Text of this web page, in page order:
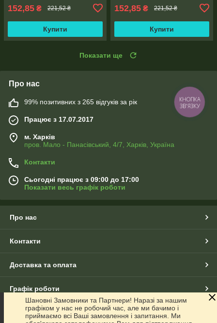
152,85 ₴ 221,52 ₴
Купити
152,85 ₴ 221,52 ₴
Купити
Показати ще
Про нас
99% позитивних з 265 відгуків за рік
Працює з 17.07.2017
м. Харків
пров. Мало - Панасівський, 4/7, Харків, Україна
Контакти
Сьогодні працює з 09:00 до 17:00
Показати весь графік роботи
Про нас
Контакти
Доставка та оплата
Графік роботи
Повна версія сайту
Шановні Замовники та Партнери! Наразі за нашим
графіком у нас не робочий час, але ми бачимо і
приймаємо всі Ваші замовлення і запитання. Ми
КНОПКА
ЗВ'ЯЗКУ